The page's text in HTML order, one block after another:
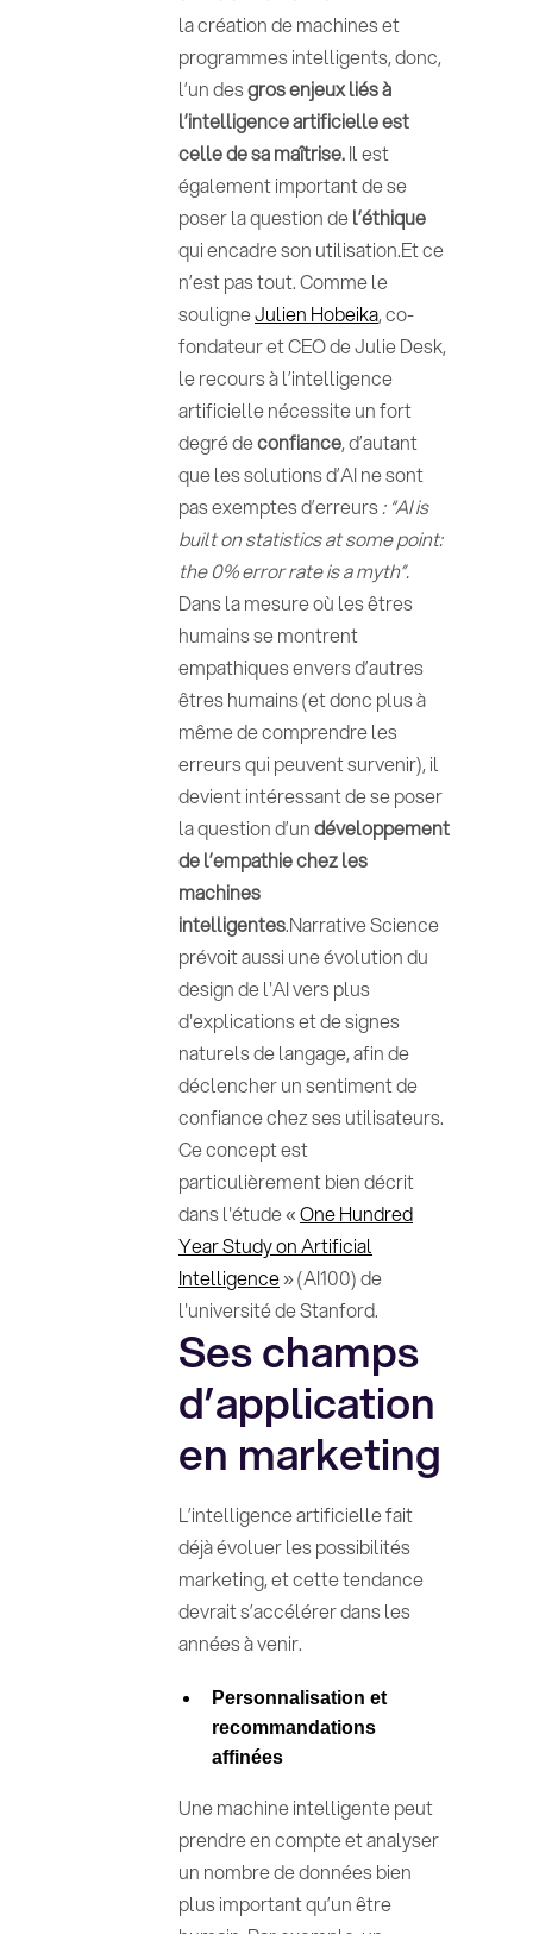
la création de machines et
programmes intelligents, donc,
l’un desgros enjeux liés à
l’intelligence artificielle est
celle de sa maîtrise.Il est
également important de se
poser la question del’éthique
qui encadre son utilisation.Et ce
n’est pas tout. Comme le
souligneJulien Hobeika, co-
fondateur et CEO de Julie Desk,
le recours à l’intelligence
artificielle nécessite un fort
degré deconfiance, d’autant
que les solutions d’AI ne sont
pas exemptes d’erreurs: “AI is
built on statistics at some point:
the 0% error rate is a myth”.
Dans la mesure où les êtres
humains se montrent
empathiques envers d’autres
êtres humains (et donc plus à
même de comprendre les
erreurs qui peuvent survenir), il
devient intéressant de se poser
la question d’undéveloppement
de l’empathie chez les
machines
intelligentes.Narrative Science
prévoit aussi une évolution du
design de l'AI vers plus
d'explications et de signes
naturels de langage, afin de
déclencher un sentiment de
confiance chez ses utilisateurs.
Ce concept est
particulièrement bien décrit
dans l'étude «One Hundred
Year Study on Artificial
Intelligence» (AI100) de
l'université de Stanford.
Ses champs
d’application
en marketing
L’intelligence artificielle fait
déjà évoluer les possibilités
marketing, et cette tendance
devrait s’accélérer dans les
années à venir.
Personnalisation et
recommandations
affinées
Une machine intelligente peut
prendre en compte et analyser
un nombre de données bien
plus important qu’un être